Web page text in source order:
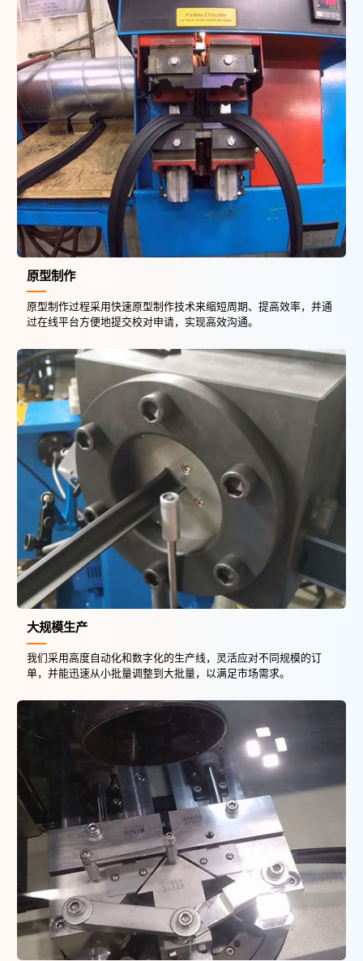
原型制作
原型制作过程采用快速原型制作技术来缩短周期、提高效率，并通
过在线平台方便地提交校对申请，实现高效沟通。
大规模生产
我们采用高度自动化和数字化的生产线，灵活应对不同规模的订
单，并能迅速从小批量调整到大批量，以满足市场需求。